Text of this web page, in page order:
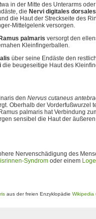
in der Mitte des Unterarms
die Nervi digitales dorsales
die Haut der Streckseite des
Mittelgelenk versorgen.
Ramus palmaris versorgt den
Kleinfingerballen.
über seine Endäste den
die beugeseitige Haut des
den Nervus cutaneus
Oberhalb der Vorderfußwurzel
palmaris hat Verbindung
sensibel die Haut der
Nervenschädigung des
Syndrom oder einem
aus der freien Enzyklopädie Wikipedia